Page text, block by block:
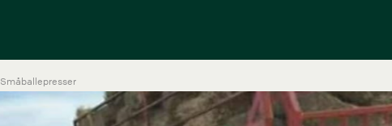
Småballepresser